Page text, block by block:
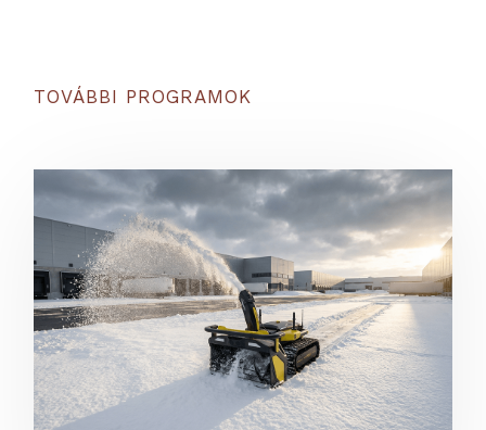
TOVÁBBI PROGRAMOK